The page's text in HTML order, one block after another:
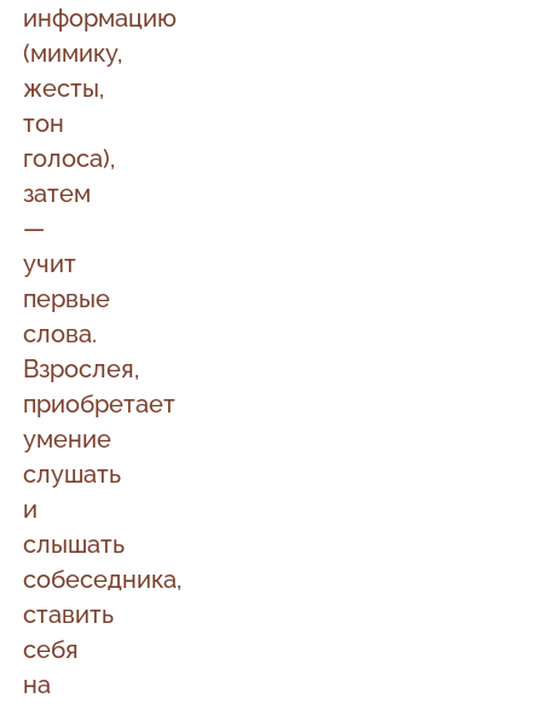
информацию
(мимику,
жесты,
тон
голоса),
затем
—
учит
первые
слова.
Взрослея,
приобретает
умение
слушать
и
слышать
собеседника,
ставить
себя
на